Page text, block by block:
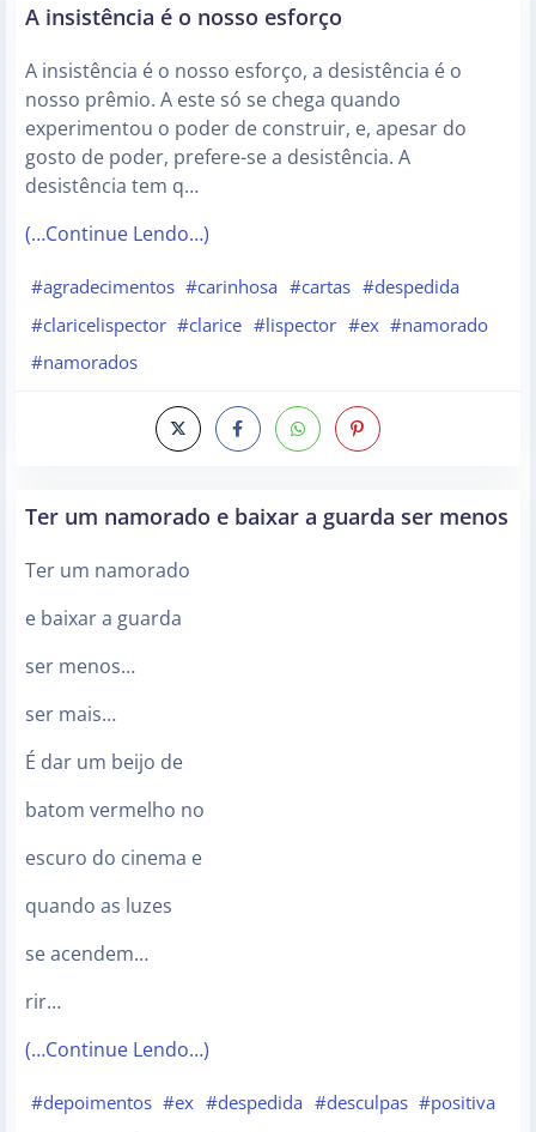
A insistência é o nosso esforço
A insistência é o nosso esforço, a desistência é o
nosso prêmio. A este só se chega quando
experimentou o poder de construir, e, apesar do
gosto de poder, prefere-se a desistência. A
desistência tem q…
(…Continue Lendo…)
#agradecimentos #carinhosa #cartas #despedida
#claricelispector #clarice #lispector #ex #namorado
#namorados
Ter um namorado e baixar a guarda ser menos
Ter um namorado
e baixar a guarda
ser menos…
ser mais…
É dar um beijo de
batom vermelho no
escuro do cinema e
quando as luzes
se acendem…
rir…
(…Continue Lendo…)
#depoimentos #ex #despedida #desculpas #positiva